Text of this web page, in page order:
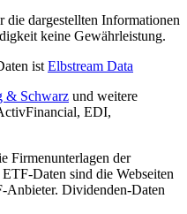
dargestellten Informationen
keine Gewährleistung.
ist Elbstream Data
& Schwarz und weitere
EDI,
Firmenunterlagen der
Daten sind die Webseiten
Anbieter. Dividenden-Daten